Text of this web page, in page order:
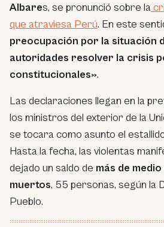
Albares, se pronunció sobre la
que atraviesa Perú. En este
preocupación por la situación
autoridades resolver la crisis
constitucionales».
Las declaraciones llegan en la
los ministros del exterior de la
se tocara como asunto el
Hasta la fecha, las violentas
dejado un saldo de más de
muertos, 55 personas, según la
Pueblo.